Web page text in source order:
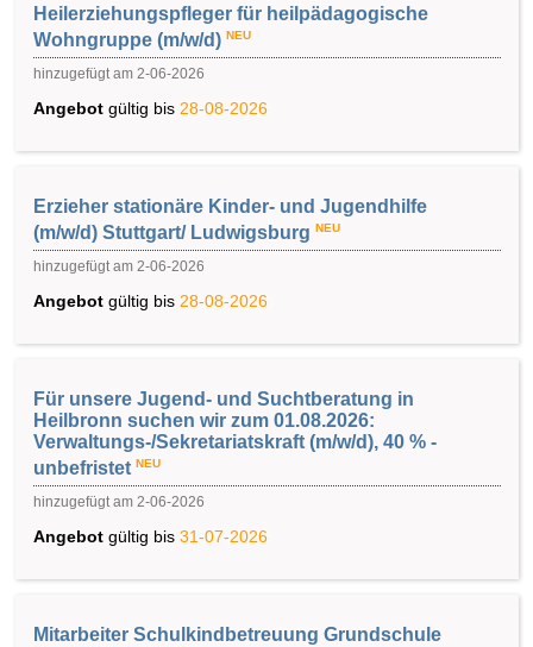
Heilerziehungspfleger für heilpädagogische
Wohngruppe (m/w/d) NEU
hinzugefügt am 2-06-2026
Angebot gültig bis 28-08-2026
Erzieher stationäre Kinder- und Jugendhilfe
(m/w/d) Stuttgart/ Ludwigsburg NEU
hinzugefügt am 2-06-2026
Angebot gültig bis 28-08-2026
Für unsere Jugend- und Suchtberatung in
Heilbronn suchen wir zum 01.08.2026:
Verwaltungs-/Sekretariatskraft (m/w/d), 40 % -
unbefristet NEU
hinzugefügt am 2-06-2026
Angebot gültig bis 31-07-2026
Mitarbeiter Schulkindbetreuung Grundschule